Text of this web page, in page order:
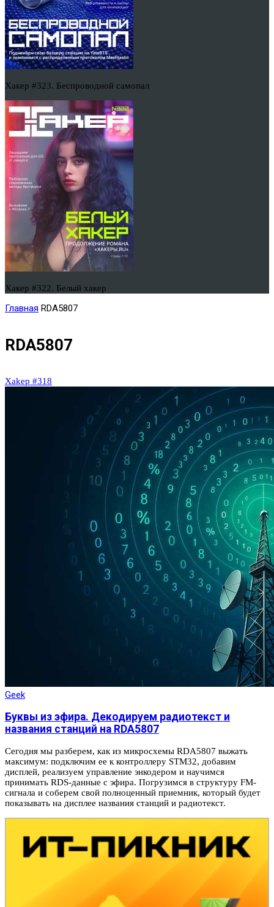
Хакер #323. Беспроводной самопал
Хакер #322. Белый хакер
Главная RDA5807
RDA5807
Xakep #318
Geek
Буквы из эфира. Декодируем радиотекст и
названия станций на RDA5807
Сегодня мы разберем, как из микросхемы RDA5807 выжать
максимум: подключим ее к контроллеру STM32, добавим
дисплей, реализуем управление энкодером и научимся
принимать RDS-данные с эфира. Погрузимся в структуру FM-
сигнала и соберем свой полноценный приемник, который будет
показывать на дисплее названия станций и радиотекст.